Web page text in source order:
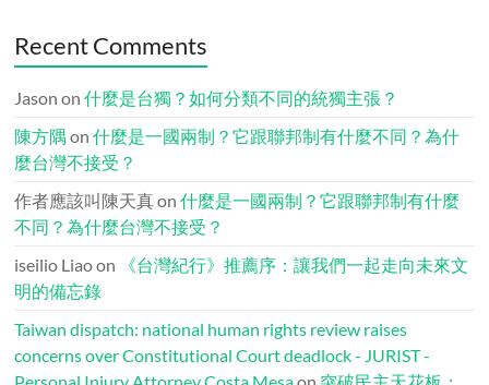
Recent Comments
Jason on什麼是台獨？如何分類不同的統獨主張？
陳方隅 on什麼是一國兩制？它跟聯邦制有什麼不同？為什
麼台灣不接受？
作者應該叫陳天真on什麼是一國兩制？它跟聯邦制有什麼
不同？為什麼台灣不接受？
iseilio Liaoon
《台灣紀行》推薦序：讓我們一起走向未來文
明的備忘錄
Taiwan dispatch: national human rights review raises
concerns over Constitutional Court deadlock - JURIST -